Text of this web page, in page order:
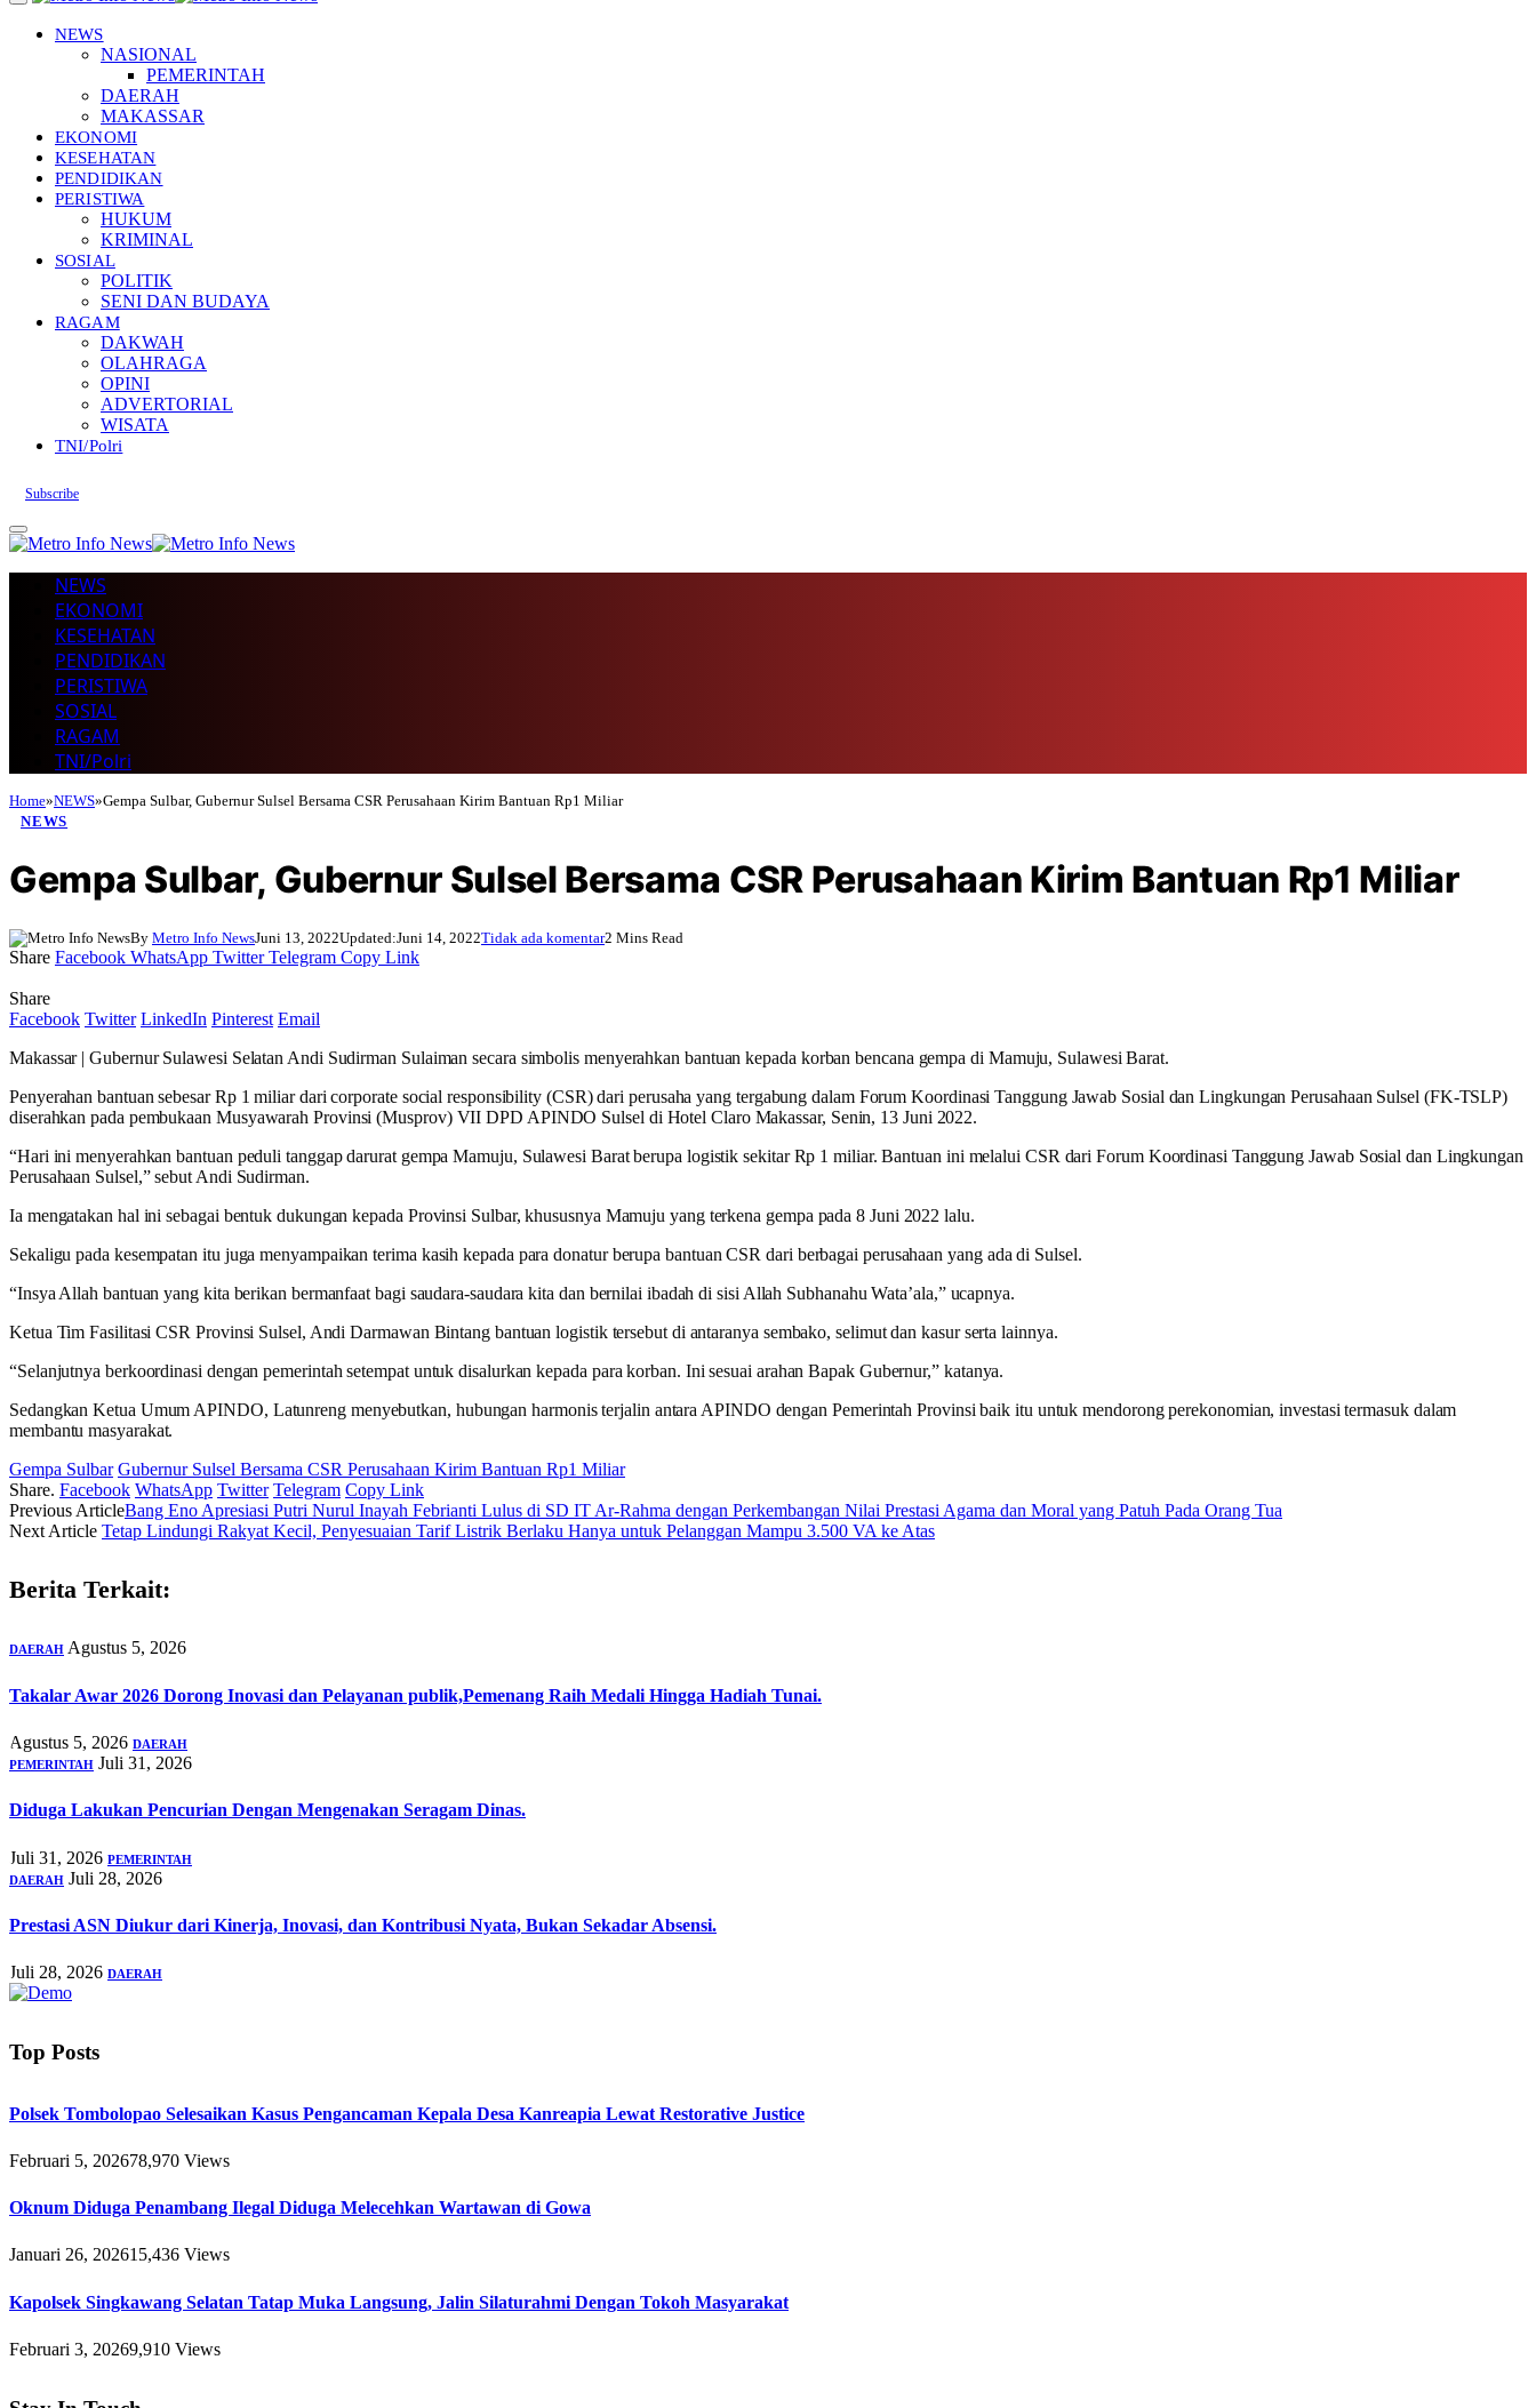
NEWS
NASIONAL
PEMERINTAH
DAERAH
MAKASSAR
EKONOMI
KESEHATAN
PENDIDIKAN
PERISTIWA
HUKUM
KRIMINAL
SOSIAL
POLITIK
SENI DAN BUDAYA
RAGAM
DAKWAH
OLAHRAGA
OPINI
ADVERTORIAL
WISATA
TNI/Polri
Subscribe
NEWS
EKONOMI
KESEHATAN
PENDIDIKAN
PERISTIWA
SOSIAL
RAGAM
TNI/Polri
Home»NEWS»Gempa Sulbar, Gubernur Sulsel Bersama CSR Perusahaan Kirim Bantuan Rp1 Miliar
NEWS
Gempa Sulbar, Gubernur Sulsel Bersama CSR Perusahaan Kirim Bantuan Rp1 Miliar
By Metro Info NewsJuni 13, 2022Updated:Juni 14, 2022Tidak ada komentar2 Mins Read
Share Facebook WhatsApp Twitter Telegram Copy Link
Share
Facebook Twitter LinkedIn Pinterest Email
Makassar | Gubernur Sulawesi Selatan Andi Sudirman Sulaiman secara simbolis menyerahkan bantuan kepada korban bencana gempa di Mamuju, Sulawesi Barat.
Penyerahan bantuan sebesar Rp 1 miliar dari corporate social responsibility (CSR) dari perusaha yang tergabung dalam Forum Koordinasi Tanggung Jawab Sosial dan Lingkungan Perusahaan Sulsel (FK-TSLP)
diserahkan pada pembukaan Musyawarah Provinsi (Musprov) VII DPD APINDO Sulsel di Hotel Claro Makassar, Senin, 13 Juni 2022.
“Hari ini menyerahkan bantuan peduli tanggap darurat gempa Mamuju, Sulawesi Barat berupa logistik sekitar Rp 1 miliar. Bantuan ini melalui CSR dari Forum Koordinasi Tanggung Jawab Sosial dan Lingkungan
Perusahaan Sulsel,” sebut Andi Sudirman.
Ia mengatakan hal ini sebagai bentuk dukungan kepada Provinsi Sulbar, khususnya Mamuju yang terkena gempa pada 8 Juni 2022 lalu.
Sekaligu pada kesempatan itu juga menyampaikan terima kasih kepada para donatur berupa bantuan CSR dari berbagai perusahaan yang ada di Sulsel.
“Insya Allah bantuan yang kita berikan bermanfaat bagi saudara-saudara kita dan bernilai ibadah di sisi Allah Subhanahu Wata’ala,” ucapnya.
Ketua Tim Fasilitasi CSR Provinsi Sulsel, Andi Darmawan Bintang bantuan logistik tersebut di antaranya sembako, selimut dan kasur serta lainnya.
“Selanjutnya berkoordinasi dengan pemerintah setempat untuk disalurkan kepada para korban. Ini sesuai arahan Bapak Gubernur,” katanya.
Sedangkan Ketua Umum APINDO, Latunreng menyebutkan, hubungan harmonis terjalin antara APINDO dengan Pemerintah Provinsi baik itu untuk mendorong perekonomian, investasi termasuk dalam
membantu masyarakat.
Gempa Sulbar Gubernur Sulsel Bersama CSR Perusahaan Kirim Bantuan Rp1 Miliar
Share. Facebook WhatsApp Twitter Telegram Copy Link
Previous ArticleBang Eno Apresiasi Putri Nurul Inayah Febrianti Lulus di SD IT Ar-Rahma dengan Perkembangan Nilai Prestasi Agama dan Moral yang Patuh Pada Orang Tua
Next Article Tetap Lindungi Rakyat Kecil, Penyesuaian Tarif Listrik Berlaku Hanya untuk Pelanggan Mampu 3.500 VA ke Atas
Berita Terkait:
DAERAH Agustus 5, 2026
Takalar Awar 2026 Dorong Inovasi dan Pelayanan publik,Pemenang Raih Medali Hingga Hadiah Tunai.
Agustus 5, 2026 DAERAH
PEMERINTAH Juli 31, 2026
Diduga Lakukan Pencurian Dengan Mengenakan Seragam Dinas.
Juli 31, 2026 PEMERINTAH
DAERAH Juli 28, 2026
Prestasi ASN Diukur dari Kinerja, Inovasi, dan Kontribusi Nyata, Bukan Sekadar Absensi.
Juli 28, 2026 DAERAH
Top Posts
Polsek Tombolopao Selesaikan Kasus Pengancaman Kepala Desa Kanreapia Lewat Restorative Justice
Februari 5, 202678,970 Views
Oknum Diduga Penambang Ilegal Diduga Melecehkan Wartawan di Gowa
Januari 26, 202615,436 Views
Kapolsek Singkawang Selatan Tatap Muka Langsung, Jalin Silaturahmi Dengan Tokoh Masyarakat
Februari 3, 20269,910 Views